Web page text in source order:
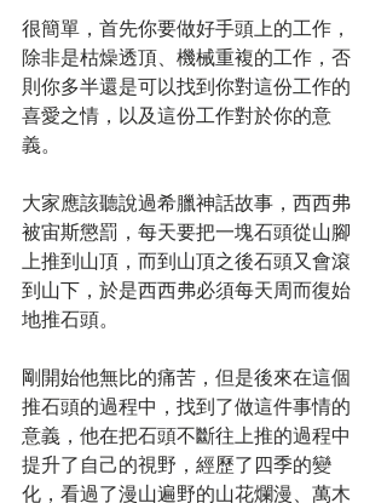
很簡單，首先你要做好手頭上的工作，
除非是枯燥透頂、機械重複的工作，否
則你多半還是可以找到你對這份工作的
喜愛之情，以及這份工作對於你的意
義。
大家應該聽說過希臘神話故事，西西弗
被宙斯懲罰，每天要把一塊石頭從山腳
上推到山頂，而到山頂之後石頭又會滾
到山下，於是西西弗必須每天周而復始
地推石頭。
剛開始他無比的痛苦，但是後來在這個
推石頭的過程中，找到了做這件事情的
意義，他在把石頭不斷往上推的過程中
提升了自己的視野，經歷了四季的變
化，看過了漫山遍野的山花爛漫、萬木